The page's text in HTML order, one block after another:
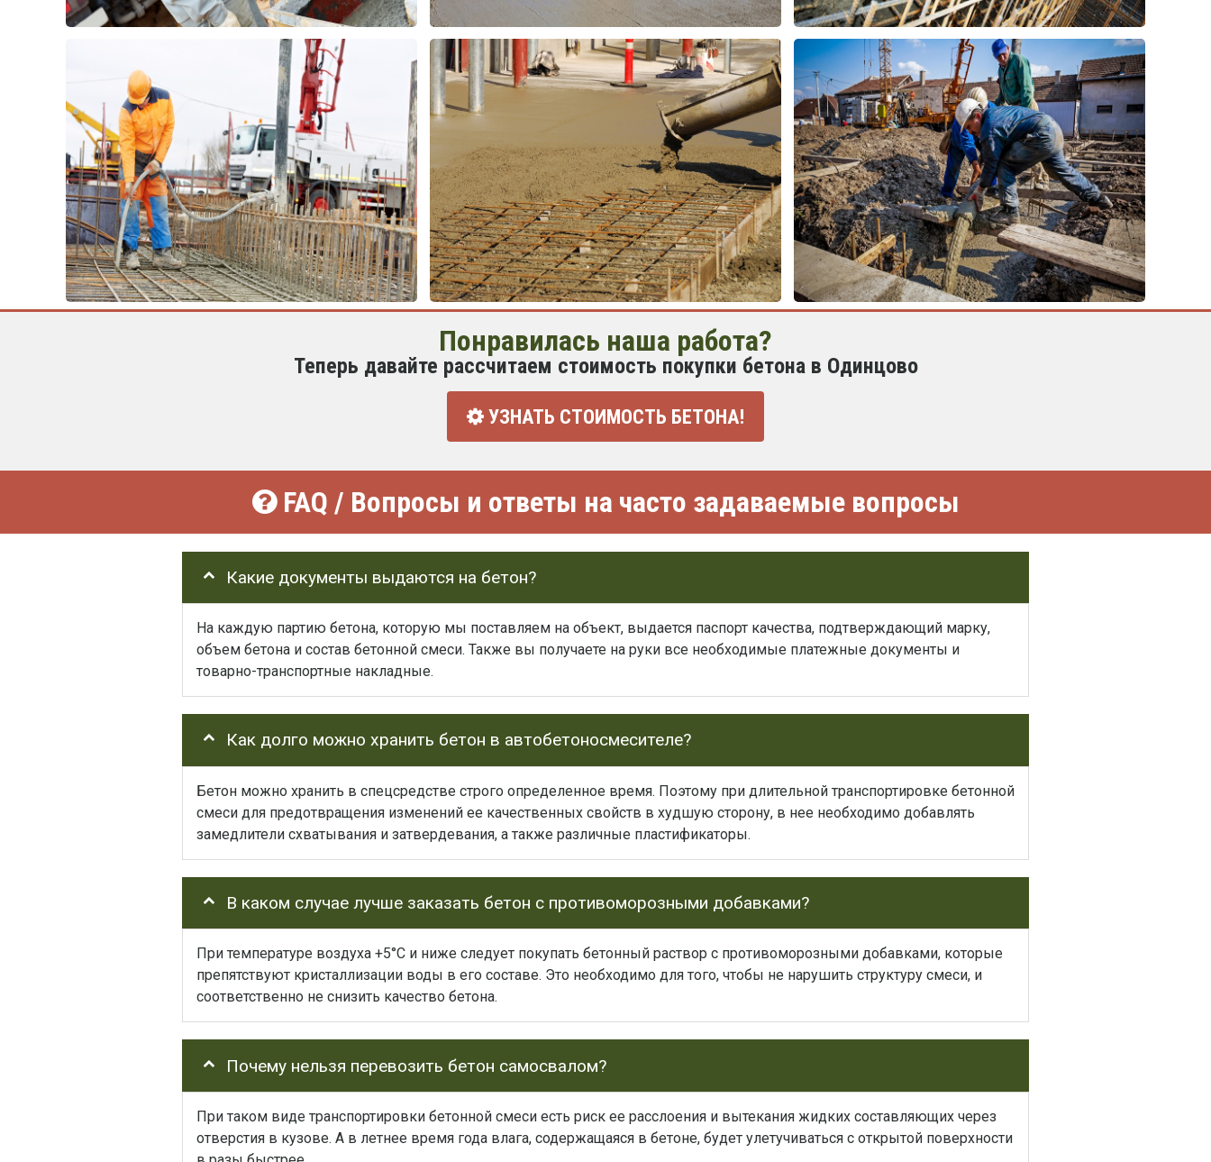
Понравилась наша работа?
Теперь давайте рассчитаем стоимость покупки бетона в Одинцово
УЗНАТЬ СТОИМОСТЬ БЕТОНА!
FAQ / Вопросы и ответы на часто задаваемые вопросы
Какие документы выдаются на бетон?
На каждую партию бетона, которую мы поставляем на объект, выдается паспорт качества, подтверждающий марку,
объем бетона и состав бетонной смеси. Также вы получаете на руки все необходимые платежные документы и
товарно-транспортные накладные.
Как долго можно хранить бетон в автобетоносмесителе?
Бетон можно хранить в спецсредстве строго определенное время. Поэтому при длительной транспортировке бетонной
смеси для предотвращения изменений ее качественных свойств в худшую сторону, в нее необходимо добавлять
замедлители схватывания и затвердевания, а также различные пластификаторы.
В каком случае лучше заказать бетон с противоморозными добавками?
При температуре воздуха +5°С и ниже следует покупать бетонный раствор с противоморозными добавками, которые
препятствуют кристаллизации воды в его составе. Это необходимо для того, чтобы не нарушить структуру смеси, и
соответственно не снизить качество бетона.
Почему нельзя перевозить бетон самосвалом?
При таком виде транспортировки бетонной смеси есть риск ее расслоения и вытекания жидких составляющих через
отверстия в кузове. А в летнее время года влага, содержащаяся в бетоне, будет улетучиваться с открытой поверхности